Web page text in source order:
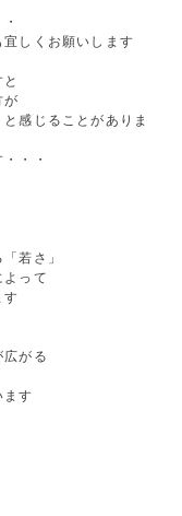
しくお願いします
が
感じることがありま
・・
若さ」
って
す
がる
ます